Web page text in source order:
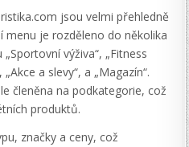
jsou velmi přehledně
menu je rozděleno do několika
výživa“, „Fitness
a slevy“, a „Magazín“.
členěna na podkategorie, což
produktů.
značky a ceny, což